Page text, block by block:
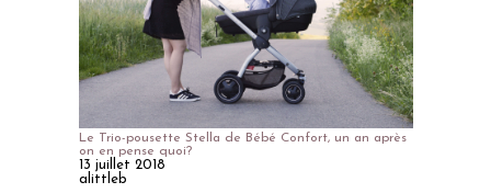
Le Trio-pousette Stella de Bébé Confort, un an après
on en pense quoi?
13 juillet 2018
alittleb